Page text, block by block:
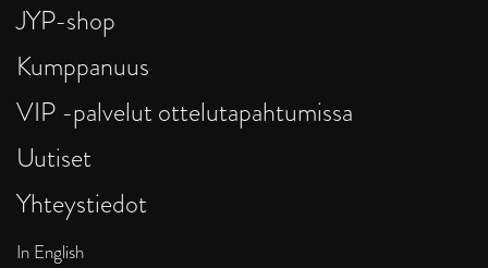
JYP-shop
Kumppanuus
VIP -palvelut ottelutapahtumissa
Uutiset
Yhteystiedot
In English